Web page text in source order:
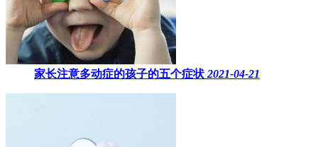
家长注意多动症的孩子的五个症状 2021-04-21